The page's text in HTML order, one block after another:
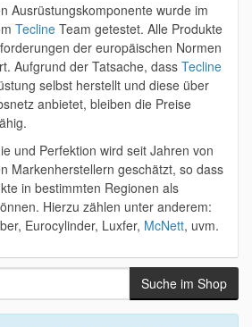
Ausrüstungskomponente wurde im
Tecline Team getestet. Alle Produkte
der europäischen Normen
Aufgrund der Tatsache, dass Tecline
selbst herstellt und diese über
anbietet, bleiben die Preise
und Perfektion wird seit Jahren von
Markenherstellern geschätzt, so dass
in bestimmten Regionen als
Hierzu zählen unter anderem:
Eurocylinder, Luxfer, McNett, uvm.